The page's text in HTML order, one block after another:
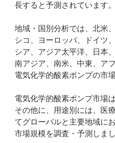
長すると予測されています。
地域・国別分析では、北米
シコ、ヨーロッパ、ドイツ
シア、アジア太平洋、日本
南アジア、南米、中東、ア
電気化学的酸素ポンプの市
電気化学的酸素ポンプ市場
その他に、用途別には、医
てグローバルと主要地域に
市場規模を調査・予測しまし